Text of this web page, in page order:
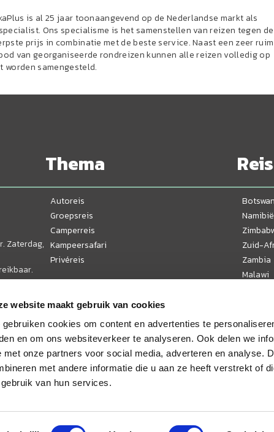
website maakt gebruik van cookies
gebruiken cookies om content en advertenties te
en om ons websiteverkeer te analyseren. Ook delen we
met onze partners voor social media, adverteren en analyse.
met andere informatie die u aan ze heeft verstrekt of
van hun services.
is al 25 jaar toonaangevend op de Nederlandse markt als
Ons specialisme is het samenstellen van reizen tegen de
prijs in combinatie met de beste service. Naast een zeer ruim
van georganiseerde rondreizen kunnen alle reizen volledig op
worden samengesteld.
Zaterdag,
Thema
Autoreis
Groepsreis
Camperreis
Kampeersafari
Privéreis
Namibië
Zuid-
Zambia
Malawi
Oeganda